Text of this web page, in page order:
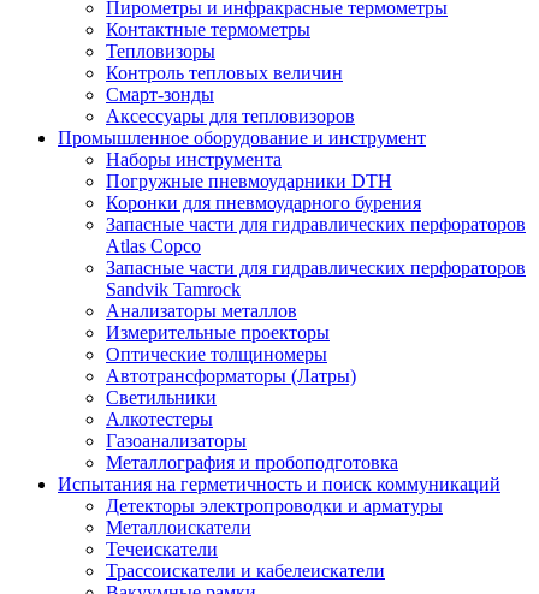
Пирометры и инфракрасные термометры
Контактные термометры
Тепловизоры
Контроль тепловых величин
Смарт-зонды
Аксессуары для тепловизоров
Промышленное оборудование и инструмент
Наборы инструмента
Погружные пневмоударники DTH
Коронки для пневмоударного бурения
Запасные части для гидравлических перфораторов
Atlas Copco
Запасные части для гидравлических перфораторов
Sandvik Tamrock
Анализаторы металлов
Измерительные проекторы
Оптические толщиномеры
Автотрансформаторы (Латры)
Светильники
Алкотестеры
Газоанализаторы
Металлография и пробоподготовка
Испытания на герметичность и поиск коммуникаций
Детекторы электропроводки и арматуры
Металлоискатели
Течеискатели
Трассоискатели и кабелеискатели